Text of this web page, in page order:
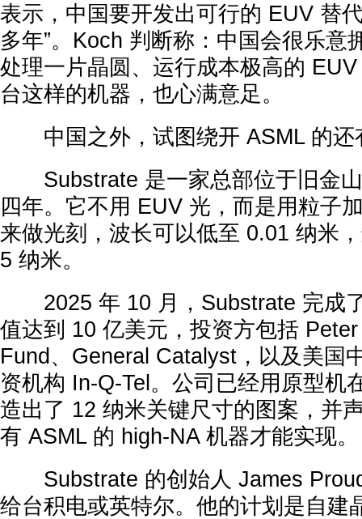
表示，中国要开发出可行的 EUV 替
多年”。Koch 判断称：中国会很乐意
处理一片晶圆、运行成本极高的
台这样的机器，也心满意足。
中国之外，试图绕开 ASML 的还
Substrate 是一家总部位于旧金山
四年。它不用 EUV 光，而是用粒子
来做光刻，波长可以低至 0.01 纳米
5 纳米。
2025 年 10 月，Substrate 完成
值达到 10 亿美元，投资方包括
Fund、General Catalyst，以及美国
资机构 In-Q-Tel。公司已经用原型机
造出了 12 纳米关键尺寸的图案，并
有 ASML 的 high-NA 机器才能实现。
Substrate 的创始人 James
给台积电或英特尔。他的计划是自建